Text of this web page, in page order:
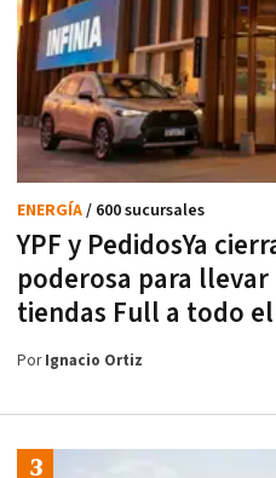
YPF y PedidosYa
poderosa para
tiendas Full a todo
ENERGÍA/ 600 sucursales
PorIgnacio Ortiz